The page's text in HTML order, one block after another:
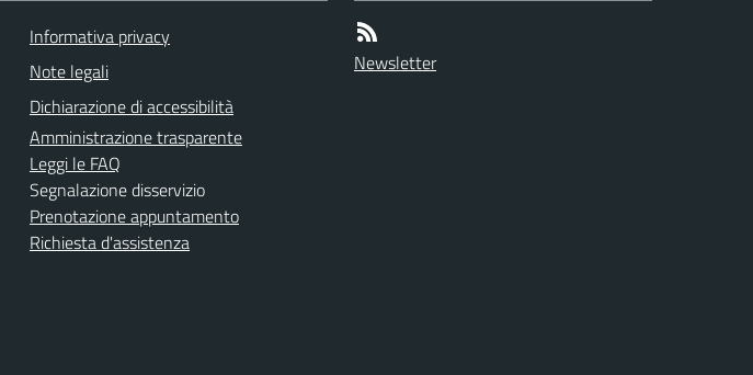
Informativa privacy
Note legali
Dichiarazione di accessibilità
Amministrazione trasparente
Leggi le FAQ
Segnalazione disservizio
Prenotazione appuntamento
Richiesta d'assistenza
Newsletter